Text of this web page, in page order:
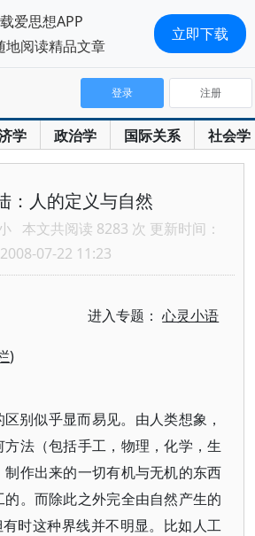
学 政治学 国际关系 社会学
登录 注册
：人的定义与自然
本文共阅读 8283 次 更新时间：
2008-07-22 11:23
进入专题：心灵小语
)
别似乎显而易见。由人类想象，
法（包括手工，物理，化学，生
作出来的一切有机与无机的东西
。而除此之外完全由自然产生的
有时这种界线并不明显。比如人工
爱思想APP
地阅读精品文章
立即下载